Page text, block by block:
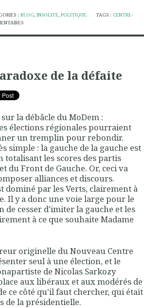
: BLOG, INSOLITE, POLITIQUE TAGS : CENTRE-
de la défaite
la débâcle du MoDem :
élections régionales pourraient
un tremplin pour rebondir.
simple : la gauche de la gauche est
totalisant les scores des partis
du Front de Gauche. Or, ceci va
alliances et discours.
dominé par les Verts, clairement à
Il y a donc une voie large pour le
de cesser d'imiter la gauche et les
à ce que souhaite Madame
originelle du Nouveau Centre
seul à une élection, et le
de Nicolas Sarkozy
aux libéraux et aux modérés de
ce côté qu'il faut chercher, qui était
de la présidentielle.